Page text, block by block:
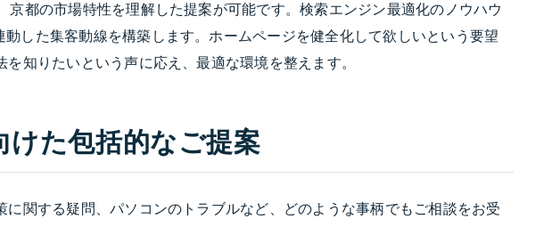
京都の市場特性を理解した提案が可能です。検索エンジン最適化のノウハウ
動した集客動線を構築します。ホームページを健全化して欲しいという要望
知りたいという声に応え、最適な環境を整えます。
けた包括的なご提案
に関する疑問、パソコンのトラブルなど、どのような事柄でもご相談をお受